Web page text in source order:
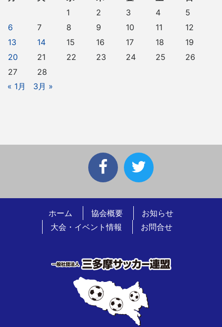
1
2 3 4
5
6
7 8 9 10 11
12
13
14 15 16 17 18
19
20
21 22 23 24 25
26
27
28
« 1月
3月 »
ホーム 協会概要
お知らせ
大会・イベント情報
お問合せ